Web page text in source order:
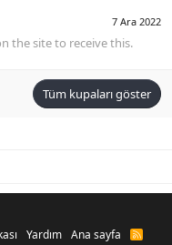
7 Ara 2022
the site to receive this.
Tüm kupaları göster
Yardım Ana sayfa
R